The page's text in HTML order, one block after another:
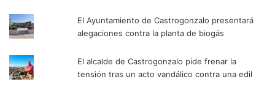
El Ayuntamiento de Castrogonzalo presentará
alegaciones contra la planta de biogás
El alcalde de Castrogonzalo pide frenar la
tensión tras un acto vandálico contra una edil